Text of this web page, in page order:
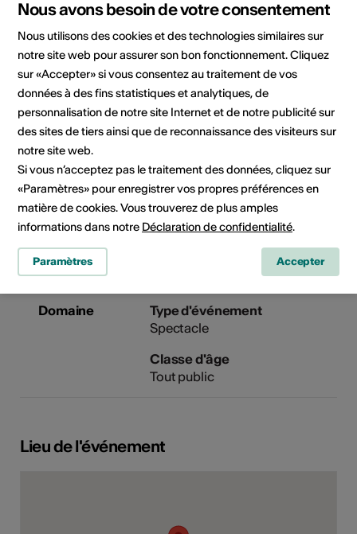
architecturale
Organisateur
Théâtre Les Halles
Espace de création et d’accueil
des arts de la scène
Route ancien Sierre 13
3960 Sierre
Téléphone +41 27 452 02 90
Réservations +41 27 452 02 90
E-Mail
Domaine
Type d'événement
Spectacle
Classe d'âge
Tout public
Lieu de l'événement
Nous avons besoin de votre consentement
Nous utilisons des cookies et des technologies similaires sur
notre site web pour assurer son bon fonctionnement. Cliquez
sur «Accepter» si vous consentez au traitement de vos
données à des fins statistiques et analytiques, de
personnalisation de notre site Internet et de notre publicité sur
des sites de tiers ainsi que de reconnaissance des visiteurs sur
notre site web.
Si vous n’acceptez pas le traitement des données, cliquez sur
«Paramètres» pour enregistrer vos propres préférences en
matière de cookies. Vous trouverez de plus amples
informations dans notre Déclaration de confidentialité.
Paramètres Accepter